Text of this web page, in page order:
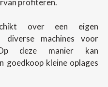
profiteren.
over een eigen
diverse machines voor
deze manier kan
goedkoop kleine oplages